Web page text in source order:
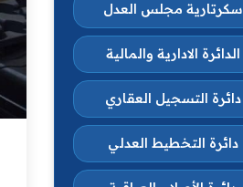
سكرتارية مجلس العدل
الدائرة الادارية والمالية
دائرة التسجيل العقاري
دائرة التخطيط العدلي